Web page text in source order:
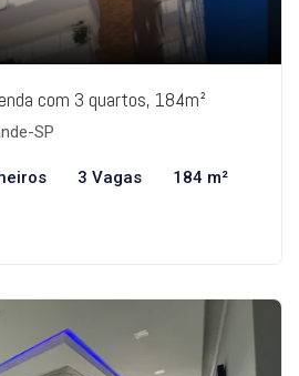
com 3 quartos, 184m²
SP
3 Vagas 184 m²